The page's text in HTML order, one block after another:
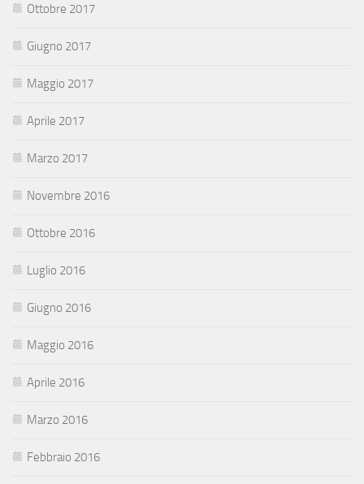
Ottobre 2017
Giugno 2017
Maggio 2017
Aprile 2017
Marzo 2017
Novembre 2016
Ottobre 2016
Luglio 2016
Giugno 2016
Maggio 2016
Aprile 2016
Marzo 2016
Febbraio 2016